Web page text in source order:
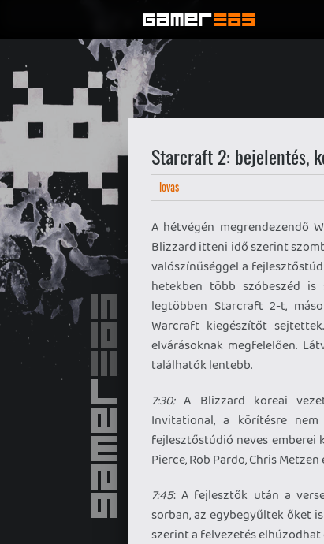
Starcraft 2: bejelentés,
lovas
A hétvégén megrendezendő
Blizzard itteni idő szerint
valószínűséggel a
hetekben több szóbeszéd is
legtöbben Starcraft 2-t,
Warcraft kiegészítőt
elvárásoknak megfelelően.
találhatók lentebb.
7:30:A Blizzard koreai
Invitational, a körítésre
fejlesztőstúdió neves emberei
Pierce, Rob Pardo, Chris
7:45: A fejlesztők után a
sorban, az egybegyűltek őket
szerint a felvezetés elhúzodhat